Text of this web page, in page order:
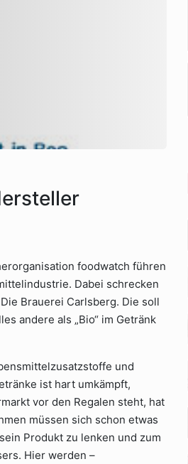
foodwatch führen
Dabei schrecken
Brauerei Carlsberg. Die soll
andere als „Bio“ im Getränk
und
ist hart umkämpft,
vor den Regalen steht, hat
müssen sich schon etwas
Produkt zu lenken und zum
Hier werden –